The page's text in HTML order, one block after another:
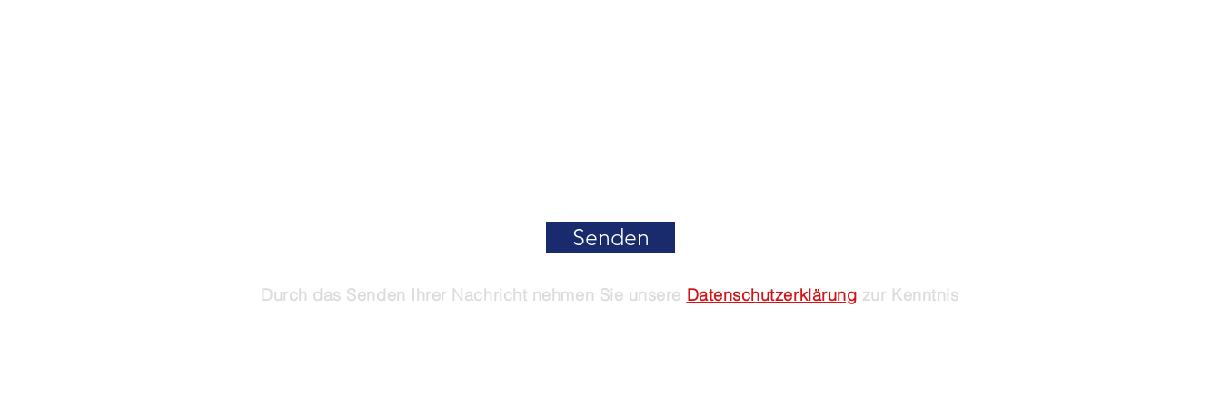
Senden
Durch das Senden Ihrer Nachricht nehmen Sie unsere Datenschutzerklärung zur Kenntnis